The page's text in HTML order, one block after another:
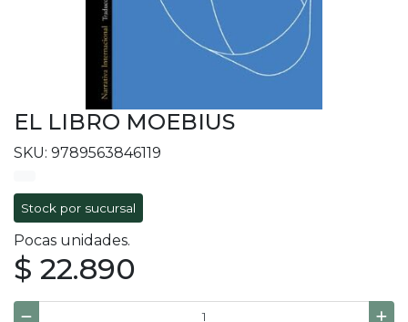
EL LIBRO MOEBIUS
SKU: 9789563846119
Stock por sucursal
Pocas unidades.
$ 22.890